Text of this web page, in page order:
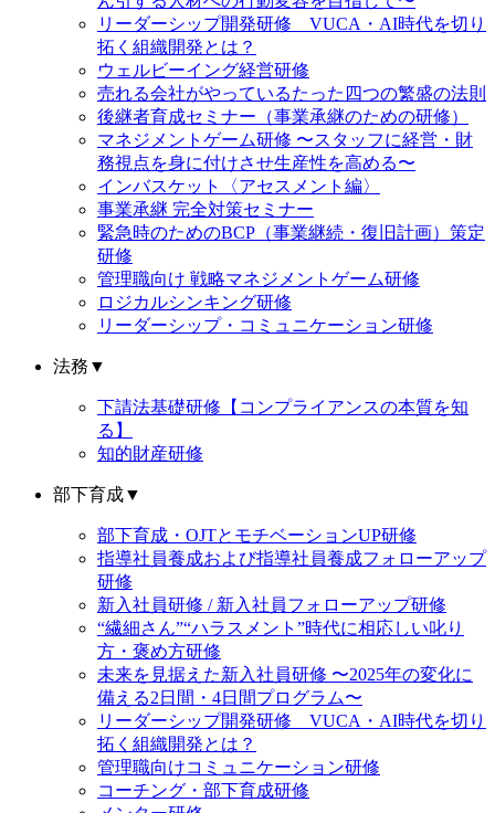
リーダーシップ開発研修 VUCA・AI時代を切り
拓く組織開発とは？
ウェルビーイング経営研修
売れる会社がやっているたった四つの繁盛の法則
後継者育成セミナー（事業承継のための研修）
マネジメントゲーム研修 〜スタッフに経営・財
務視点を身に付けさせ生産性を高める〜
インバスケット〈アセスメント編〉
事業承継 完全対策セミナー
緊急時のためのBCP（事業継続・復旧計画）策定
研修
管理職向け 戦略マネジメントゲーム研修
ロジカルシンキング研修
リーダーシップ・コミュニケーション研修
法務 ▼
下請法基礎研修【コンプライアンスの本質を知
る】
知的財産研修
部下育成▼
部下育成・OJTとモチベーションUP研修
指導社員養成および指導社員養成フォローアップ
研修
新入社員研修 / 新入社員フォローアップ研修
“繊細さん”“ハラスメント”時代に相応しい叱り
方・褒め方研修
未来を見据えた新入社員研修 〜2025年の変化に
備える2日間・4日間プログラム〜
リーダーシップ開発研修 VUCA・AI時代を切り
拓く組織開発とは？
管理職向けコミュニケーション研修
コーチング・部下育成研修